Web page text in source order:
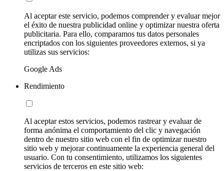
Al aceptar este servicio, podemos comprender y evaluar mejor
el éxito de nuestra publicidad online y optimizar nuestra oferta
publicitaria. Para ello, comparamos tus datos personales
encriptados con los siguientes proveedores externos, si ya
utilizas sus servicios:
Google Ads
Rendimiento
Al aceptar estos servicios, podemos rastrear y evaluar de
forma anónima el comportamiento del clic y navegación
dentro de nuestro sitio web con el fin de optimizar nuestro
sitio web y mejorar continuamente la experiencia general del
usuario. Con tu consentimiento, utilizamos los siguientes
servicios de terceros en este sitio web: